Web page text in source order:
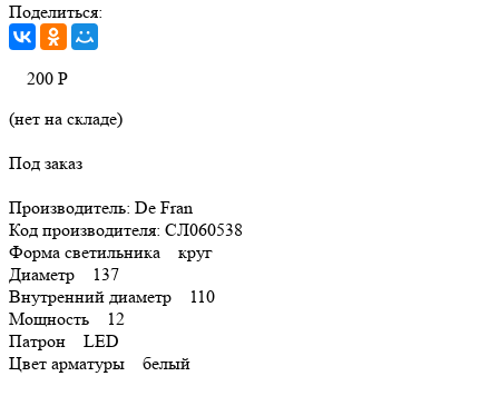
Поделиться:
200 Р
(нет на складе)
Под заказ
Производитель: De Fran
Код производителя: СЛ060538
Форма светильника круг
Диаметр 137
Внутренний диаметр 110
Мощность 12
Патрон LED
Цвет арматуры белый